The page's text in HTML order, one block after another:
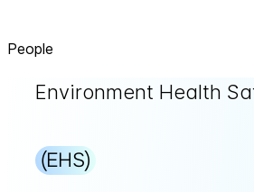
People
Environment Health
(EHS)